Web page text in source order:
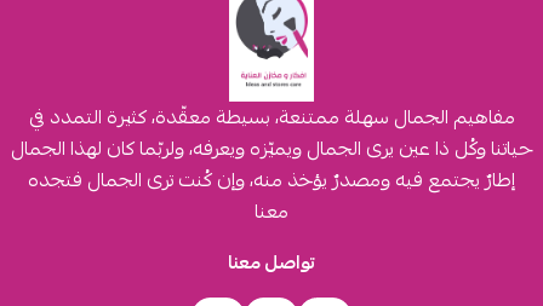
مفاهيم الجمال سهلة ممتنعة، بسيطة معقّدة، كثيرة التمدد في
حياتنا وكُل ذا عين يرى الجمال ويميّزه ويعرفه، ولربّما كان لهذا الجمال
إطارٌ يجتمع فيه ومصدرٌ يؤخذ منه، وإن كُنت ترى الجمال فتجده
معنا
تواصل معنا